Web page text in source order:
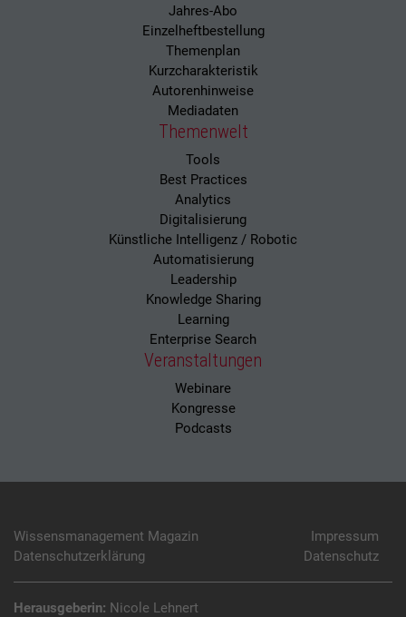
Jahres-Abo
Einzelheftbestellung
Themenplan
Kurzcharakteristik
Autorenhinweise
Mediadaten
Themenwelt
Tools
Best Practices
Analytics
Digitalisierung
Künstliche Intelligenz / Robotic
Automatisierung
Leadership
Knowledge Sharing
Learning
Enterprise Search
Veranstaltungen
Webinare
Kongresse
Podcasts
Wissensmanagement Magazin
Impressum
Datenschutzerklärung
Datenschutz
Herausgeberin: Nicole Lehnert